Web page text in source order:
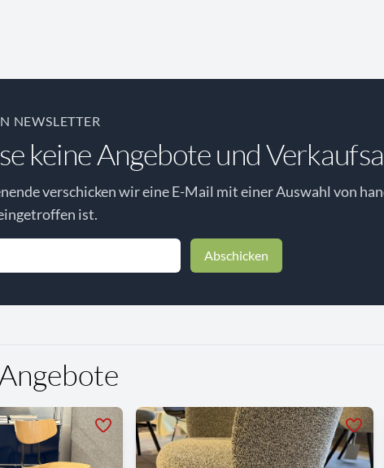
NEWSLETTER
keine Angebote und
verschicken wir eine E-Mail mit einer Auswahl von
ist.
Abschicken